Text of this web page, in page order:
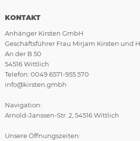
KONTAKT
Anhänger Kirsten GmbH
Geschäftsführer Frau Mirjam Kirsten und
An der B 50
54516 Wittlich
Telefon: 0049 6571-955 570
info@kirsten.gmbh
Navigation:
Arnold-Janssen-Str. 2, 54516 Wittlich
Unsere Öffnungszeiten: